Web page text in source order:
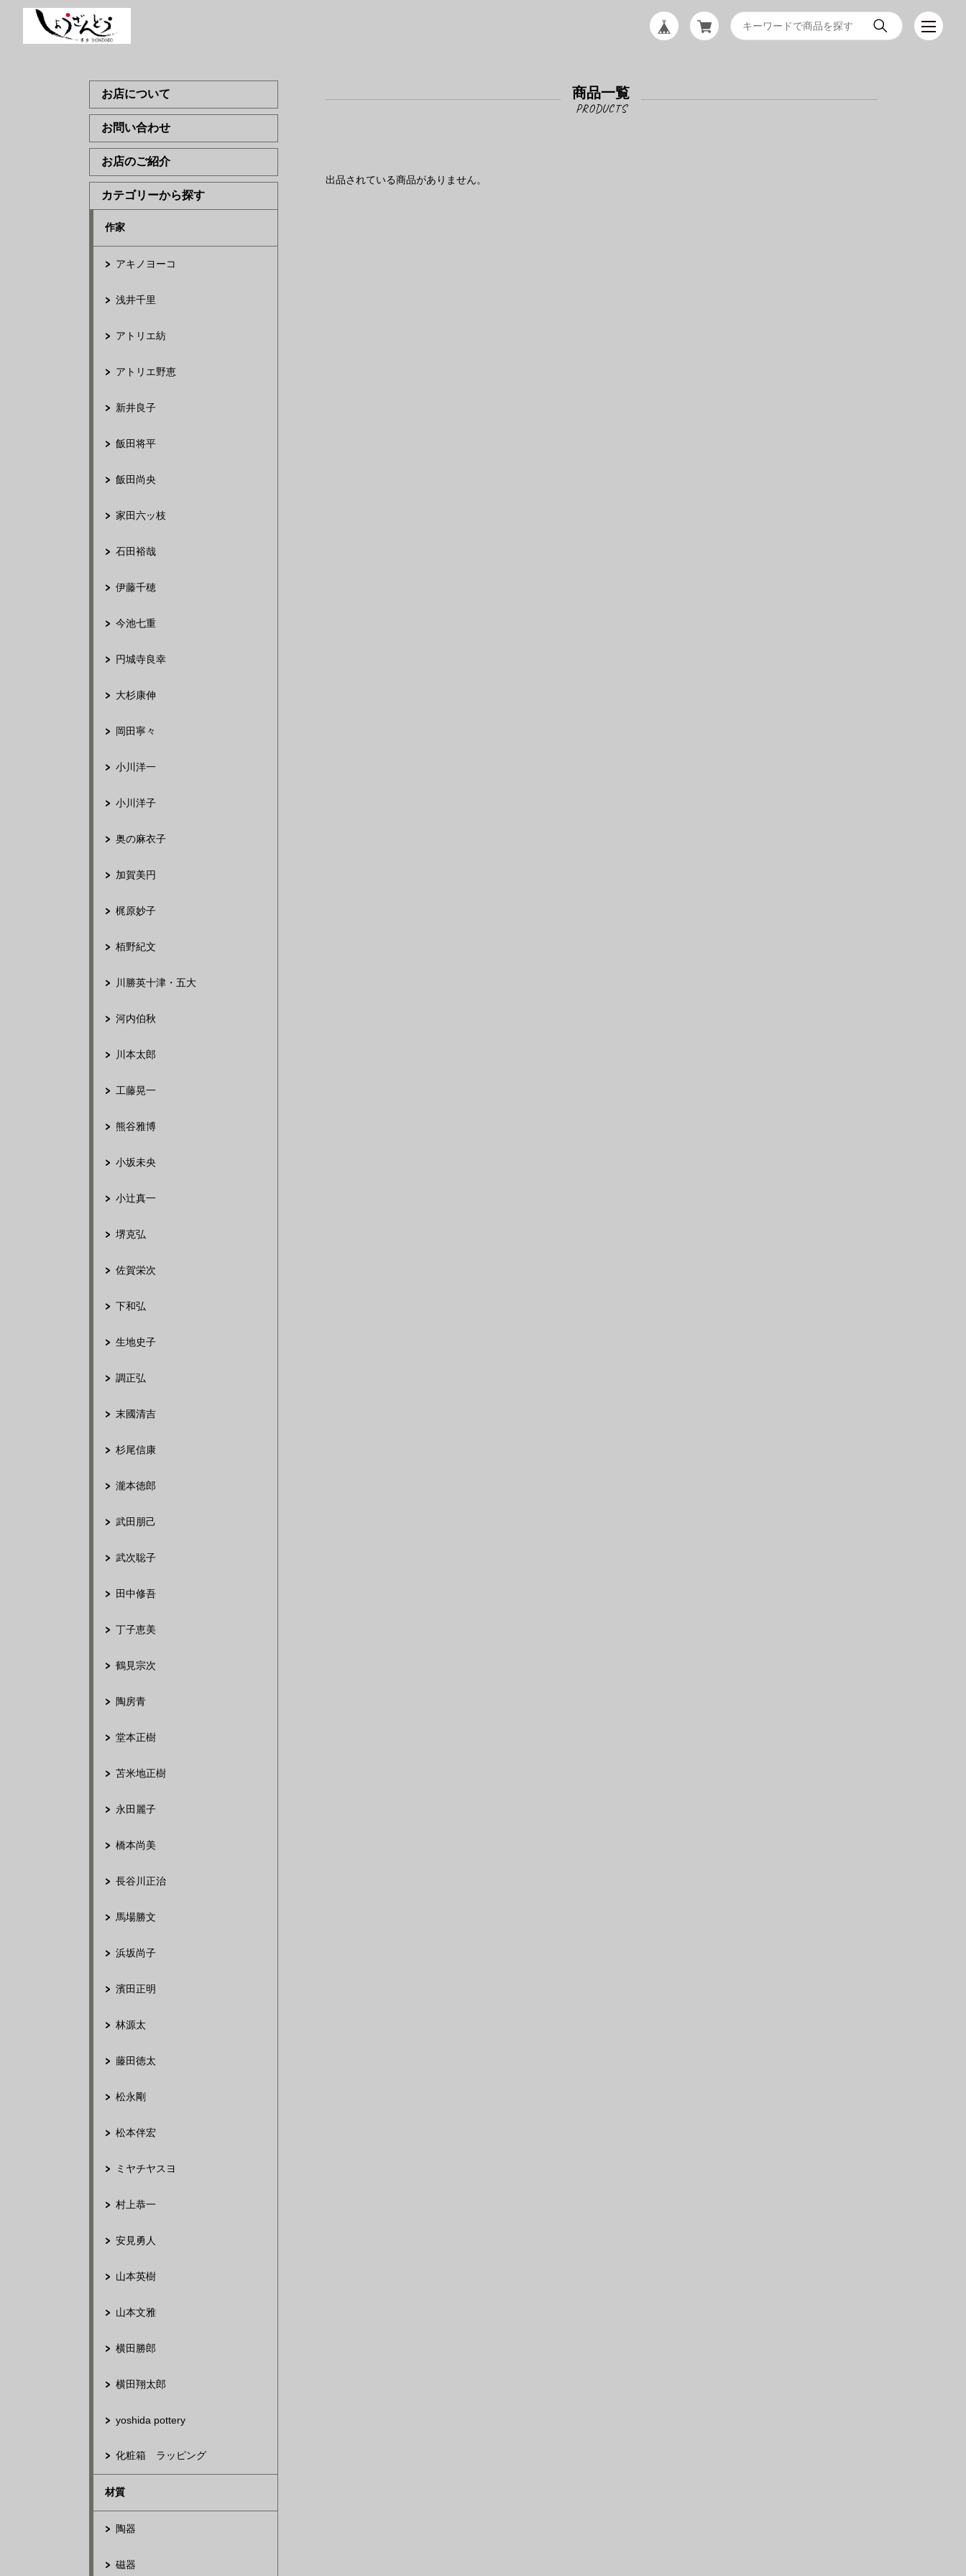
お店について
お問い合わせ
お店のご紹介
カテゴリーから探す
作家
アキノヨーコ
浅井千里
アトリエ紡
アトリエ野恵
新井良子
飯田将平
飯田尚央
家田六ッ枝
石田裕哉
伊藤千穂
今池七重
円城寺良幸
大杉康伸
岡田寧々
小川洋一
小川洋子
奥の麻衣子
加賀美円
梶原妙子
栢野紀文
川勝英十津・五大
河内伯秋
川本太郎
工藤晃一
熊谷雅博
小坂未央
小辻真一
堺克弘
佐賀栄次
下和弘
生地史子
調正弘
末國清吉
杉尾信康
瀧本徳郎
武田朋己
武次聡子
田中修吾
丁子恵美
鶴見宗次
陶房青
堂本正樹
苫米地正樹
永田麗子
橋本尚美
長谷川正治
馬場勝文
浜坂尚子
濱田正明
林源太
藤田徳太
松永剛
松本伴宏
ミヤチヤスヨ
村上恭一
安見勇人
山本英樹
山本文雅
横田勝郎
横田翔太郎
yoshida pottery
化粧箱 ラッピング
材質
陶器
磁器
商品一覧
出品されている商品がありません。